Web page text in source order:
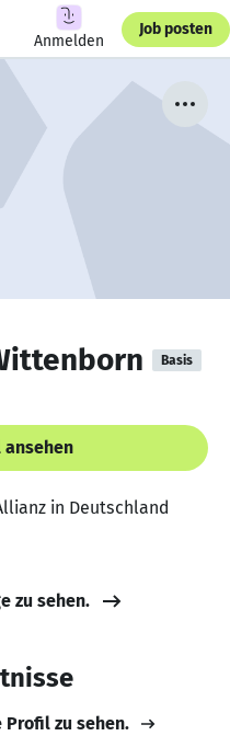
Anmelden
Job posten
Basis
ansehen
in Deutschland
zu sehen.
Profil zu sehen.